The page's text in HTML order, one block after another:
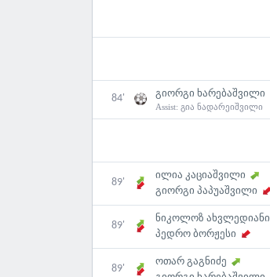
84' გიორგი ხარებაშვილი
Assist: გია ნადარეიშვილი
89'
ილია კაციაშვილი
გიორგი პაპუაშვილი
89'
ნიკოლოზ ახვლედიანი
პედრო ბორჟესი
89'
ოთარ გაგნიძე